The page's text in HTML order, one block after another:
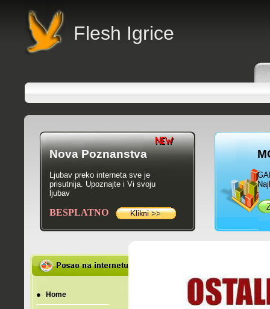
Flesh Igrice
Nova Poznanstva
Ljubav preko interneta sve je
prisutnija. Upoznajte i Vi svoju
ljubav
BESPLATNO
● Home